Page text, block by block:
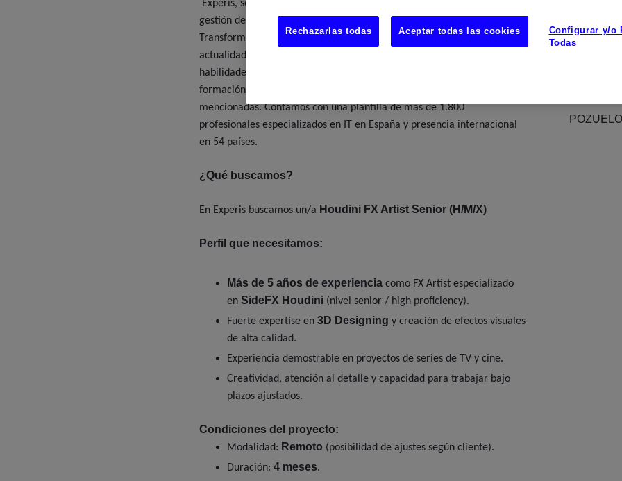
Experis, somos una compañía especializada en servicios profesionales y
gestión de proyectos IT asociados a nuestras 3 prácticas: Business
Transformation, Cloud & Infrastructure y Enterprise Applications. En la
actualidad combinamos nuestras soluciones tecnológicas con las
habilidades más demandadas del mercado. Además, proporcionamos
formación especializada asociada a las líneas de servicio antes
mencionadas. Contamos con una plantilla de más de 1.800
profesionales especializados en IT en España y presencia internacional
en 54 países.
¿Qué buscamos?
En Experis buscamos un/a Houdini FX Artist Senior (H/M/X)
Perfil que necesitamos:
Más de 5 años de experienciacomo FX Artist especializado
en SideFX Houdini(nivel senior / high proficiency).
Fuerte expertise en 3D Designing y creación de efectos visuales
de alta calidad.
Experiencia demostrable en proyectos de series de TV y cine.
Creatividad, atención al detalle y capacidad para trabajar bajo
plazos ajustados.
Condiciones del proyecto:
Modalidad: Remoto (posibilidad de ajustes según cliente).
Duración: 4 meses.
Configurar y/o
Todas
Rechazarlas todas Aceptar todas las cookies